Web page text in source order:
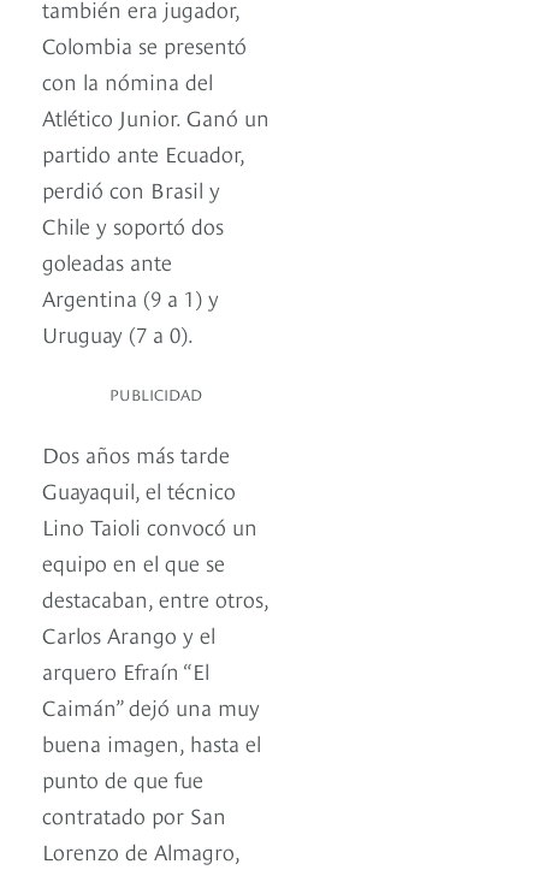
también era jugador,
Colombia se presentó
con la nómina del
Atlético Junior. Ganó un
partido ante Ecuador,
perdió con Brasil y
Chile y soportó dos
goleadas ante
Argentina (9 a 1) y
Uruguay (7 a 0).
PUBLICIDAD
Dos años más tarde
Guayaquil, el técnico
Lino Taioli convocó un
equipo en el que se
destacaban, entre otros,
Carlos Arango y el
arquero Efraín “El
Caimán” dejó una muy
buena imagen, hasta el
punto de que fue
contratado por San
Lorenzo de Almagro,